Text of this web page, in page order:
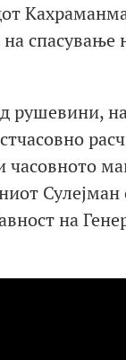
рушевини,
часовното
на